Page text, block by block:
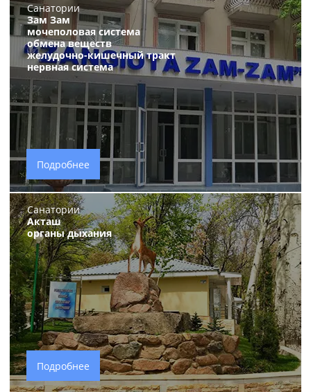
Санатории
Зам Зам
мочеполовая система
обмена веществ
желудочно-кишечный тракт
нервная система
Подробнее
Санатории
Акташ
органы дыхания
Подробнее